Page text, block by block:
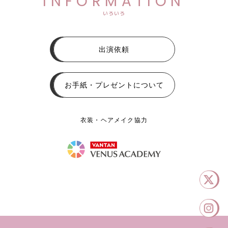
いろいろ
出演依頼
お手紙・プレゼントについて
衣装・ヘアメイク協力